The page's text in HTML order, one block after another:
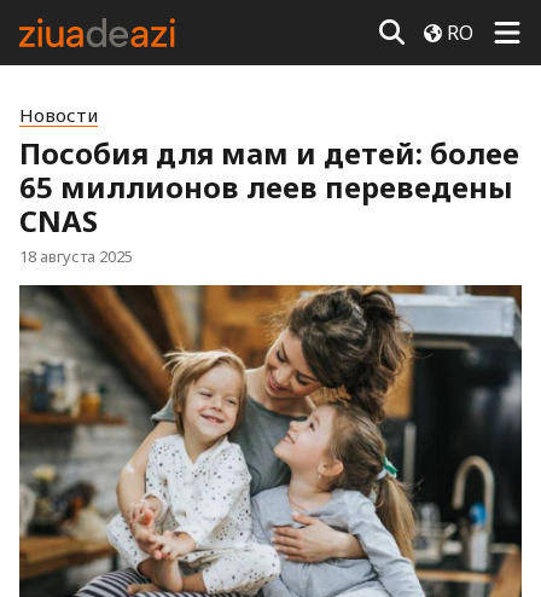
RO
Новости
Пособия для мам и детей: более
65 миллионов леев переведены
CNAS
18 августа 2025